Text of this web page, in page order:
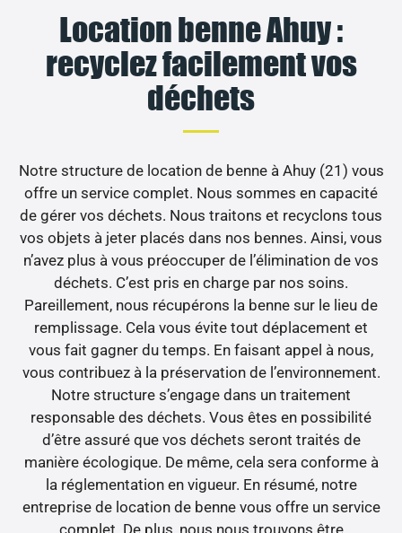
Location benne Ahuy :
recyclez facilement vos
déchets
Notre structure de location de benne à Ahuy (21) vous
offre un service complet. Nous sommes en capacité
de gérer vos déchets. Nous traitons et recyclons tous
vos objets à jeter placés dans nos bennes. Ainsi, vous
n’avez plus à vous préoccuper de l’élimination de vos
déchets. C’est pris en charge par nos soins.
Pareillement, nous récupérons la benne sur le lieu de
remplissage. Cela vous évite tout déplacement et
vous fait gagner du temps. En faisant appel à nous,
vous contribuez à la préservation de l’environnement.
Notre structure s’engage dans un traitement
responsable des déchets. Vous êtes en possibilité
d’être assuré que vos déchets seront traités de
manière écologique. De même, cela sera conforme à
la réglementation en vigueur. En résumé, notre
entreprise de location de benne vous offre un service
complet. De plus, nous nous trouvons être